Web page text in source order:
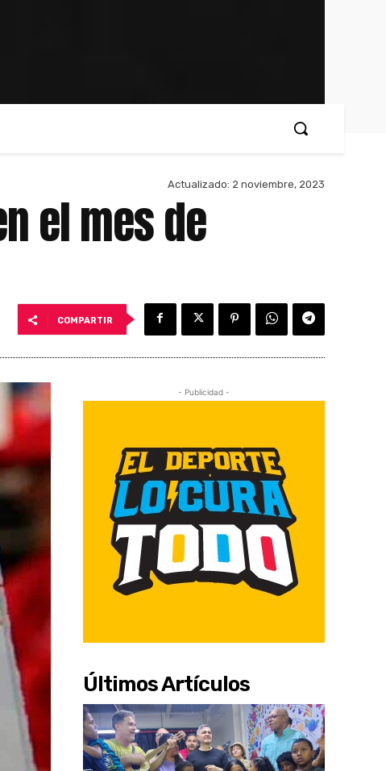
Actualizado: 2 noviembre, 2023
el mes de
COMPARTIR
- Publicidad -
Últimos Artículos